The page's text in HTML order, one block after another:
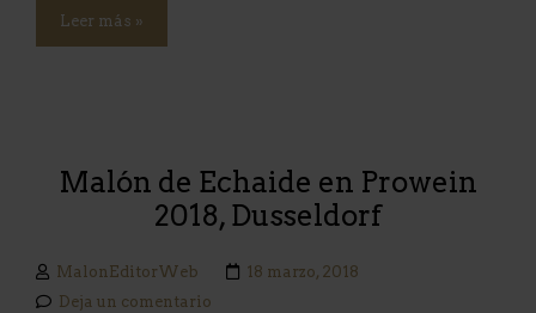
Leer más »
Malón de Echaide en Prowein
2018, Dusseldorf
MalonEditorWeb
18 marzo, 2018
Deja un comentario